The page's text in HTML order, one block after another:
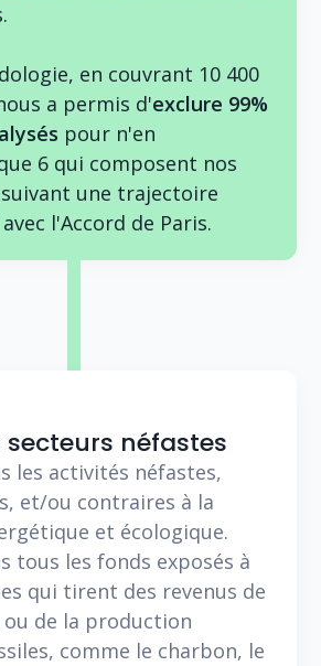
en couvrant 10 400
a permis d'exclure 99%
pour n'en
6 qui composent nos
une trajectoire
l'Accord de Paris.
secteurs néfastes
les activités néfastes,
et/ou contraires à la
et écologique.
tous les fonds exposés à
qui tirent des revenus de
de la production
comme le charbon, le